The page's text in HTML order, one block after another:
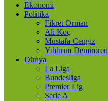
Ekonomi
Politika
Fikret Orman
Ali Koç
Mustafa Cengiz
Yıldırım Demirören
Dünya
La Liga
Bundesliga
Premier Lig
Serie A